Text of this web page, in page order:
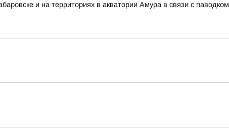
и на территориях в акватории Амура в связи с паводком